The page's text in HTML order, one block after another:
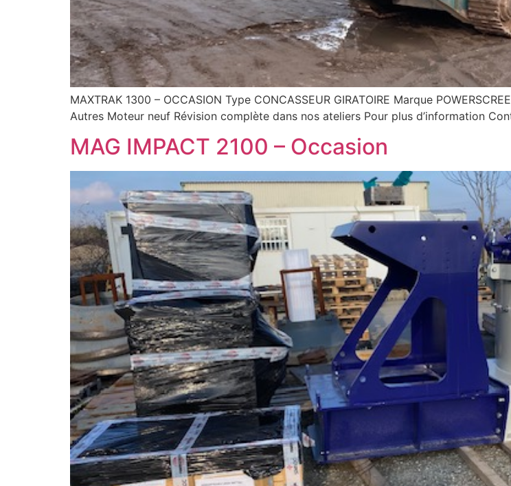
MAXTRAK 1300 – OCCASION Type CONCASSEUR GIRATOIRE Marque
Autres Moteur neuf Révision complète dans nos ateliers Pour plus d’information
MAG IMPACT 2100 – Occasion